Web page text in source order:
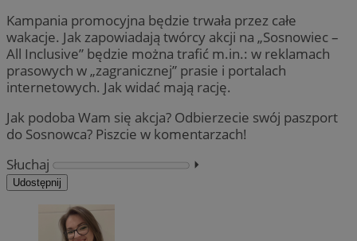
Kampania promocyjna będzie trwała przez całe
wakacje. Jak zapowiadają twórcy akcji na „Sosnowiec –
All Inclusive” będzie można trafić m.in.: w reklamach
prasowych w „zagranicznej” prasie i portalach
internetowych. Jak widać mają rację.
Jak podoba Wam się akcja? Odbierzecie swój paszport
do Sosnowca? Piszcie w komentarzach!
Słuchaj
⏵︎
Udostępnij